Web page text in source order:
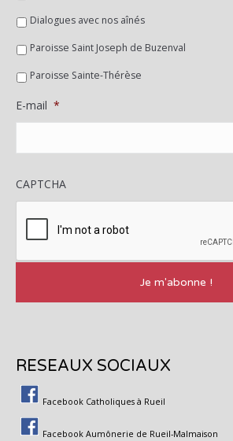
Dialogues avec nos aînés
Paroisse Saint Joseph de Buzenval
Paroisse Sainte-Thérèse
E-mail *
CAPTCHA
RESEAUX SOCIAUX
Facebook Catholiques à Rueil
Facebook Aumônerie de Rueil-Malmaison